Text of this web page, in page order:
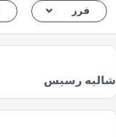
فرز
شاليه رسيس